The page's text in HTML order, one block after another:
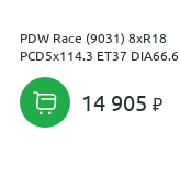
PDW Race (9031) 8xR18
PCD5x114.3 ET37 DIA66.6
14 905